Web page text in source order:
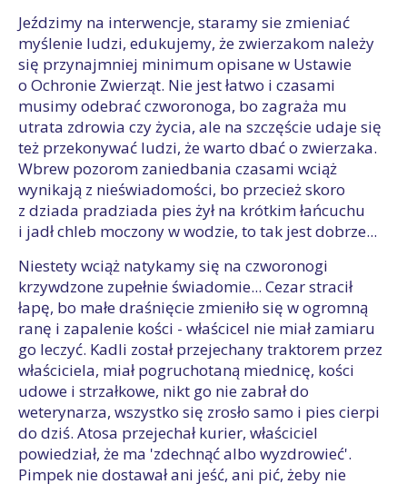
Jeździmy na interwencje, staramy sie zmieniać
myślenie ludzi, edukujemy, że zwierzakom należy
się przynajmniej minimum opisane w Ustawie
o Ochronie Zwierząt. Nie jest łatwo i czasami
musimy odebrać czworonoga, bo zagraża mu
utrata zdrowia czy życia, ale na szczęście udaje się
też przekonywać ludzi, że warto dbać o zwierzaka.
Wbrew pozorom zaniedbania czasami wciąż
wynikają z nieświadomości, bo przecież skoro
z dziada pradziada pies żył na krótkim łańcuchu
i jadł chleb moczony w wodzie, to tak jest dobrze...
Niestety wciąż natykamy się na czworonogi
krzywdzone zupełnie świadomie... Cezar stracił
łapę, bo małe draśnięcie zmieniło się w ogromną
ranę i zapalenie kości - właścicel nie miał zamiaru
go leczyć. Kadli został przejechany traktorem przez
właściciela, miał pogruchotaną miednicę, kości
udowe i strzałkowe, nikt go nie zabrał do
weterynarza, wszystko się zrosło samo i pies cierpi
do dziś. Atosa przejechał kurier, właściciel
powiedział, że ma 'zdechnąć albo wyzdrowieć'.
Pimpek nie dostawał ani jeść, ani pić, żeby nie